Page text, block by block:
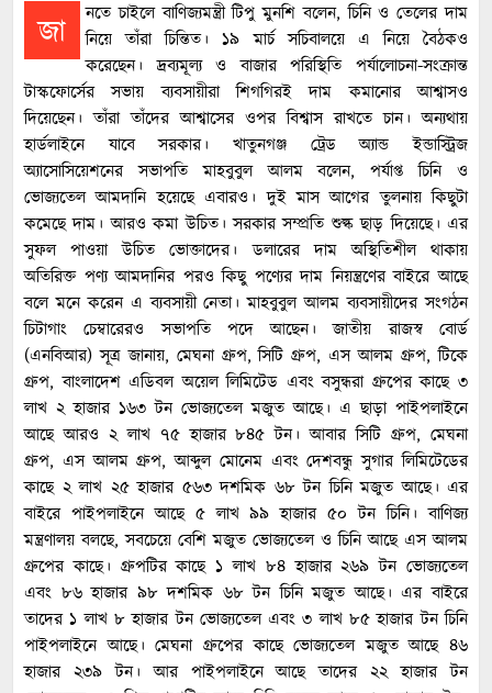
জা
নতে চাইলে বাণিজ্যমন্ত্রী টিপু মুনশি বলেন, চিনি ও তেলের দাম
নিয়ে তাঁরা চিন্তিত। ১৯ মার্চ সচিবালয়ে এ নিয়ে বৈঠকও
করেছেন। দ্রব্যমূল্য ও বাজার পরিস্থিতি পর্যালোচনা-সংক্রান্ত
টাস্কফোর্সের সভায় ব্যবসায়ীরা শিগগিরই দাম কমানোর আশ্বাসও
দিয়েছেন। তাঁরা তাঁদের আশ্বাসের ওপর বিশ্বাস রাখতে চান। অন্যথায়
হার্ডলাইনে যাবে সরকার। খাতুনগঞ্জ ট্রেড অ্যান্ড ইন্ডাস্ট্রিজ
অ্যাসোসিয়েশনের সভাপতি মাহবুবুল আলম বলেন, পর্যাপ্ত চিনি ও
ভোজ্যতেল আমদানি হয়েছে এবারও। দুই মাস আগের তুলনায় কিছুটা
কমেছে দাম। আরও কমা উচিত। সরকার সম্প্রতি শুল্ক ছাড় দিয়েছে। এর
সুফল পাওয়া উচিত ভোক্তাদের। ডলারের দাম অস্থিতিশীল থাকায়
অতিরিক্ত পণ্য আমদানির পরও কিছু পণ্যের দাম নিয়ন্ত্রণের বাইরে আছে
বলে মনে করেন এ ব্যবসায়ী নেতা। মাহবুবুল আলম ব্যবসায়ীদের সংগঠন
চিটাগাং চেম্বারেরও সভাপতি পদে আছেন। জাতীয় রাজস্ব বোর্ড
(এনবিআর) সূত্র জানায়, মেঘনা গ্রুপ, সিটি গ্রুপ, এস আলম গ্রুপ, টিকে
গ্রুপ, বাংলাদেশ এডিবল অয়েল লিমিটেড এবং বসুন্ধরা গ্রুপের কাছে ৩
লাখ ২ হাজার ১৬৩ টন ভোজ্যতেল মজুত আছে। এ ছাড়া পাইপলাইনে
আছে আরও ২ লাখ ৭৫ হাজার ৮৪৫ টন। আবার সিটি গ্রুপ, মেঘনা
গ্রুপ, এস আলম গ্রুপ, আব্দুল মোনেম এবং দেশবন্ধু সুগার লিমিটেডের
কাছে ২ লাখ ২৫ হাজার ৫৬৩ দশমিক ৬৮ টন চিনি মজুত আছে। এর
বাইরে পাইপলাইনে আছে ৫ লাখ ৯৯ হাজার ৫০ টন চিনি। বাণিজ্য
মন্ত্রণালয় বলছে, সবচেয়ে বেশি মজুত ভোজ্যতেল ও চিনি আছে এস আলম
গ্রুপের কাছে। গ্রুপটির কাছে ১ লাখ ৮৪ হাজার ২৬৯ টন ভোজ্যতেল
এবং ৮৬ হাজার ৯৮ দশমিক ৬৮ টন চিনি মজুত আছে। এর বাইরে
তাদের ১ লাখ ৮ হাজার টন ভোজ্যতেল এবং ৩ লাখ ৮৫ হাজার টন চিনি
পাইপলাইনে আছে। মেঘনা গ্রুপের কাছে ভোজ্যতেল মজুত আছে ৪৬
হাজার ২৩৯ টন। আর পাইপলাইনে আছে তাদের ২২ হাজার টন